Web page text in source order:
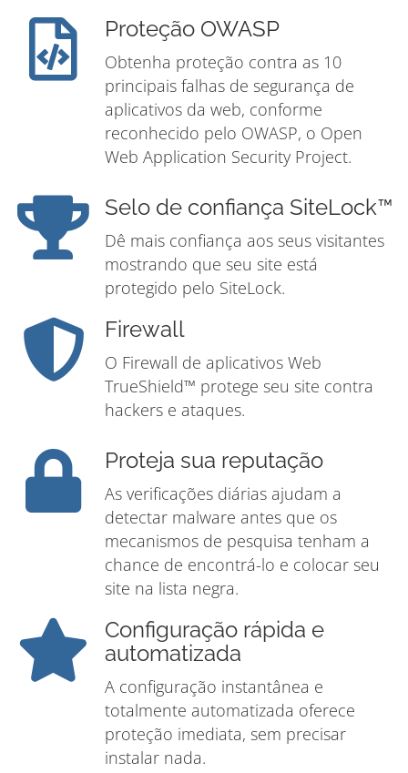
Proteção OWASP
Obtenha proteção contra as 10
principais falhas de segurança de
aplicativos da web, conforme
reconhecido pelo OWASP, o Open
Web Application Security Project.
Selo de confiança SiteLock™
Dê mais confiança aos seus visitantes
mostrando que seu site está
protegido pelo SiteLock.
Firewall
O Firewall de aplicativos Web
TrueShield™ protege seu site contra
hackers e ataques.
Proteja sua reputação
As verificações diárias ajudam a
detectar malware antes que os
mecanismos de pesquisa tenham a
chance de encontrá-lo e colocar seu
site na lista negra.
Configuração rápida e
automatizada
A configuração instantânea e
totalmente automatizada oferece
proteção imediata, sem precisar
instalar nada.